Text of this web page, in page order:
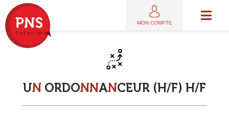
MON COMPTE
UN ORDONNANCEUR (H/F) H/F